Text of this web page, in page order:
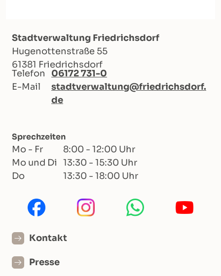
Stadtverwaltung Friedrichsdorf
Hugenottenstraße 55
61381 Friedrichsdorf
Telefon
06172 731-0
E-Mail
stadtverwaltung@friedrichsdorf.
de
Sprechzeiten
Mo - Fr
8:00 - 12:00 Uhr
Mo und Di
13:30 - 15:30 Uhr
Do
13:30 - 18:00 Uhr
Kontakt
Presse